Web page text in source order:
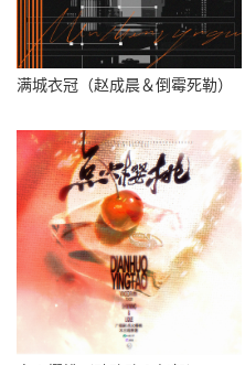
满城衣冠（赵成晨＆倒霉死勒）